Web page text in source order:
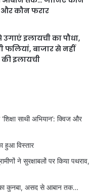
कौन फरार
इलायची का पौधा,
बाजार से नहीं
इलायची
साथी अभियान’: क्विज और
हुआ विस्तार
ने सुरक्षाबलों पर किया पथराव,
कुनबा, असद से आबान तक…